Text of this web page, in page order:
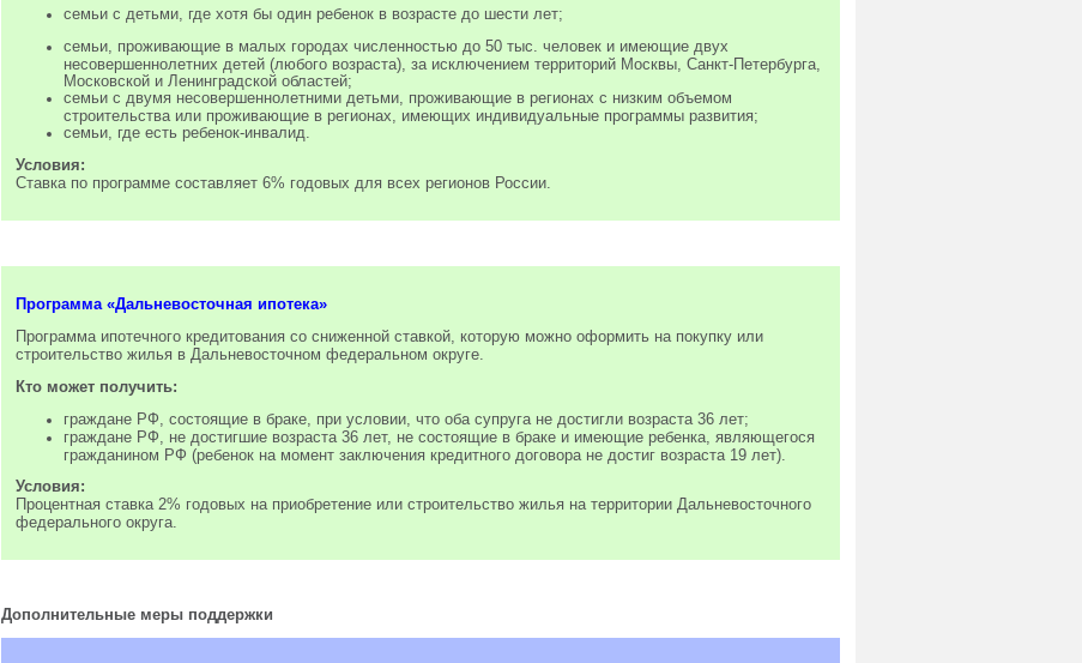
семьи с детьми, где хотя бы один ребенок в возрасте до шести лет;
семьи, проживающие в малых городах численностью до 50 тыс. человек и имеющие двух
несовершеннолетних детей (любого возраста), за исключением территорий Москвы, Санкт-Петербурга,
Московской и Ленинградской областей;
семьи с двумя несовершеннолетними детьми, проживающие в регионах с низким объемом
строительства или проживающие в регионах, имеющих индивидуальные программы развития;
семьи, где есть ребенок-инвалид.
Условия:
Ставка по программе составляет 6% годовых для всех регионов России.
Программа «Дальневосточная ипотека»
Программа ипотечного кредитования со сниженной ставкой, которую можно оформить на покупку или
строительство жилья в Дальневосточном федеральном округе.
Кто может получить:
граждане РФ, состоящие в браке, при условии, что оба супруга не достигли возраста 36 лет;
граждане РФ, не достигшие возраста 36 лет, не состоящие в браке и имеющие ребенка, являющегося
гражданином РФ (ребенок на момент заключения кредитного договора не достиг возраста 19 лет).
Условия:
Процентная ставка 2% годовых на приобретение или строительство жилья на территории Дальневосточного
федерального округа.
Дополнительные меры поддержки